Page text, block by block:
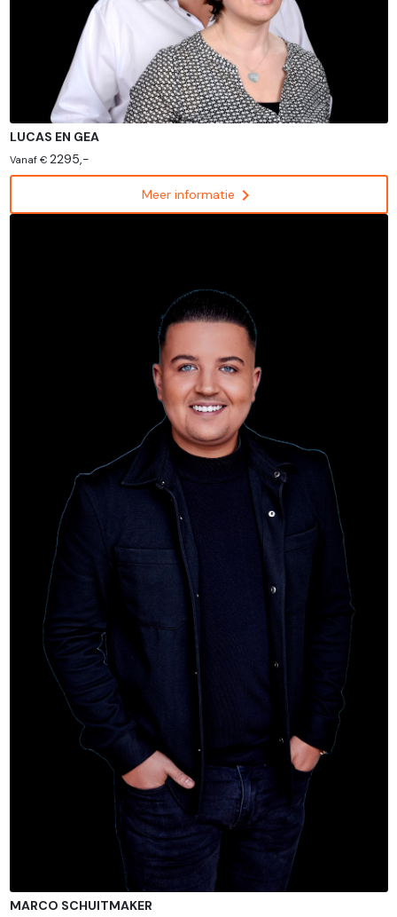
LUCAS EN GEA
Vanaf € 2295,-
Meer informatie chevron_right
MARCO SCHUITMAKER